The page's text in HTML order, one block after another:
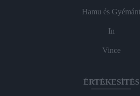
Hamu és Gyémánt
In
Vince
ÉRTÉKESÍTÉS